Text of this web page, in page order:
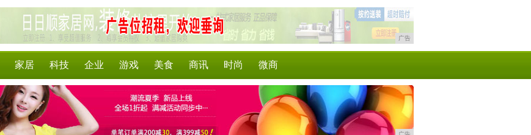
广告
家居 科技 企业 游戏 美食 商讯 时尚 微商